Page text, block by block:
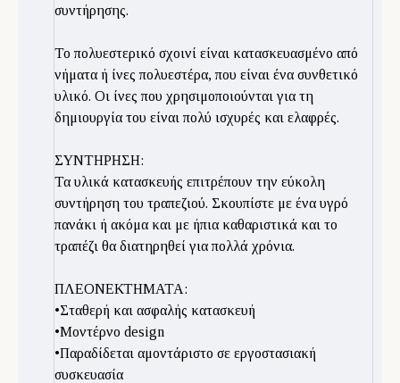
συντήρησης.
Το πολυεστερικό σχοινί είναι κατασκευασμένο από
νήματα ή ίνες πολυεστέρα, που είναι ένα συνθετικό
υλικό. Οι ίνες που χρησιμοποιούνται για τη
δημιουργία του είναι πολύ ισχυρές και ελαφρές.
ΣΥΝΤΗΡΗΣΗ:
Τα υλικά κατασκευής επιτρέπουν την εύκολη
συντήρηση του τραπεζιού. Σκουπίστε με ένα υγρό
πανάκι ή ακόμα και με ήπια καθαριστικά και το
τραπέζι θα διατηρηθεί για πολλά χρόνια.
ΠΛΕΟΝΕΚΤΗΜΑΤΑ:
•Σταθερή και ασφαλής κατασκευή
•Μοντέρνο design
•Παραδίδεται αμοντάριστο σε εργοστασιακή
συσκευασία